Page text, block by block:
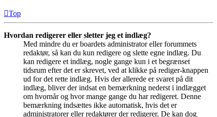
Top
Hvordan redigerer eller sletter jeg et indlæg?
Med mindre du er boardets administrator eller forummets
redaktør, så kan du kun redigere og slette egne indlæg. Du
kan redigere et indlæg, nogle gange kun i et begrænset
tidsrum efter det er skrevet, ved at klikke på rediger-knappen
ud for det rette indlæg. Hvis der allerede er svaret på dit
indlæg, bliver der indsat en bemærkning nederst i indlægget
om hvornår og hvor mange gange du har redigeret. Denne
bemærkning indsættes ikke automatisk, hvis det er
administratorer eller redaktører der redigerer. De kan dog